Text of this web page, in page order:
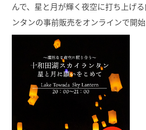
んで、星と月が輝く夜空に打ち上げ
ンタンの事前販売をオンラインで開始